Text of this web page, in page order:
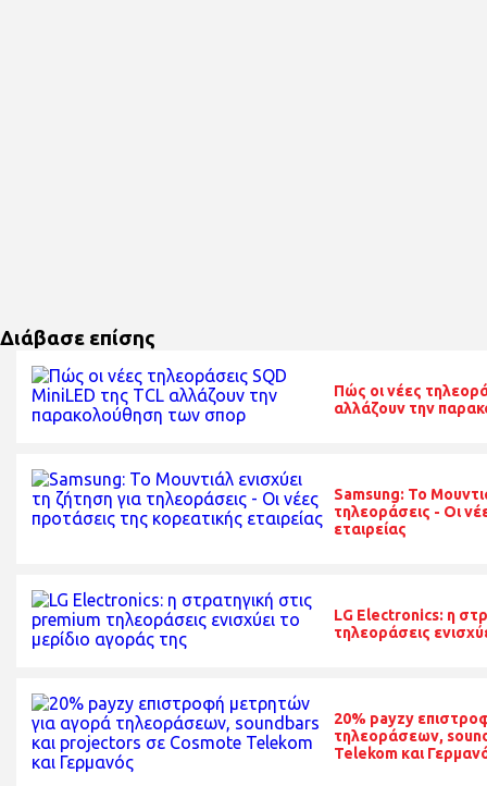
Διάβασε επίσης
Πώς οι νέες
αλλάζουν την
Samsung: Το
τηλεοράσεις - Οι
εταιρείας
LG Electronics: η
τηλεοράσεις
20% payzy
τηλεοράσεων,
Telekom και